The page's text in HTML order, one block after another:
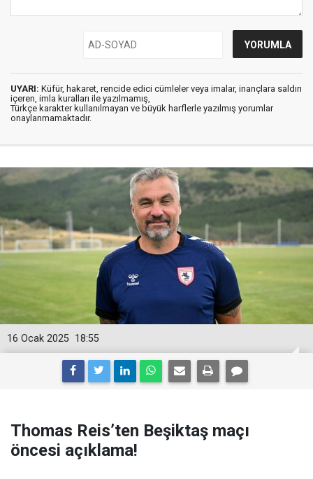
UYARI: Küfür, hakaret, rencide edici cümleler veya imalar, inançlara saldırı
içeren, imla kuralları ile yazılmamış,
Türkçe karakter kullanılmayan ve büyük harflerle yazılmış yorumlar
onaylanmamaktadır.
18:55
16 Ocak 2025
Thomas Reis’ten Beşiktaş maçı
öncesi açıklama!